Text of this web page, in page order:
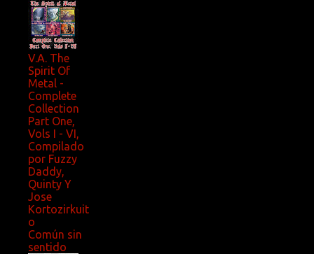
V.A. The
Spirit Of
Metal -
Complete
Collection
Part One,
Vols I - VI,
Compilado
por Fuzzy
Daddy,
Quinty Y
Jose
Kortozirkuit
o
Común sin
sentido